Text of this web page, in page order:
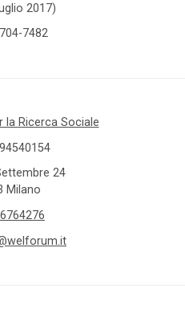
2017)
7482
la Ricerca Sociale
24
Milano